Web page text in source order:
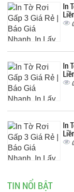
In
0
In
0
In
0
TIN NỔI BẬT